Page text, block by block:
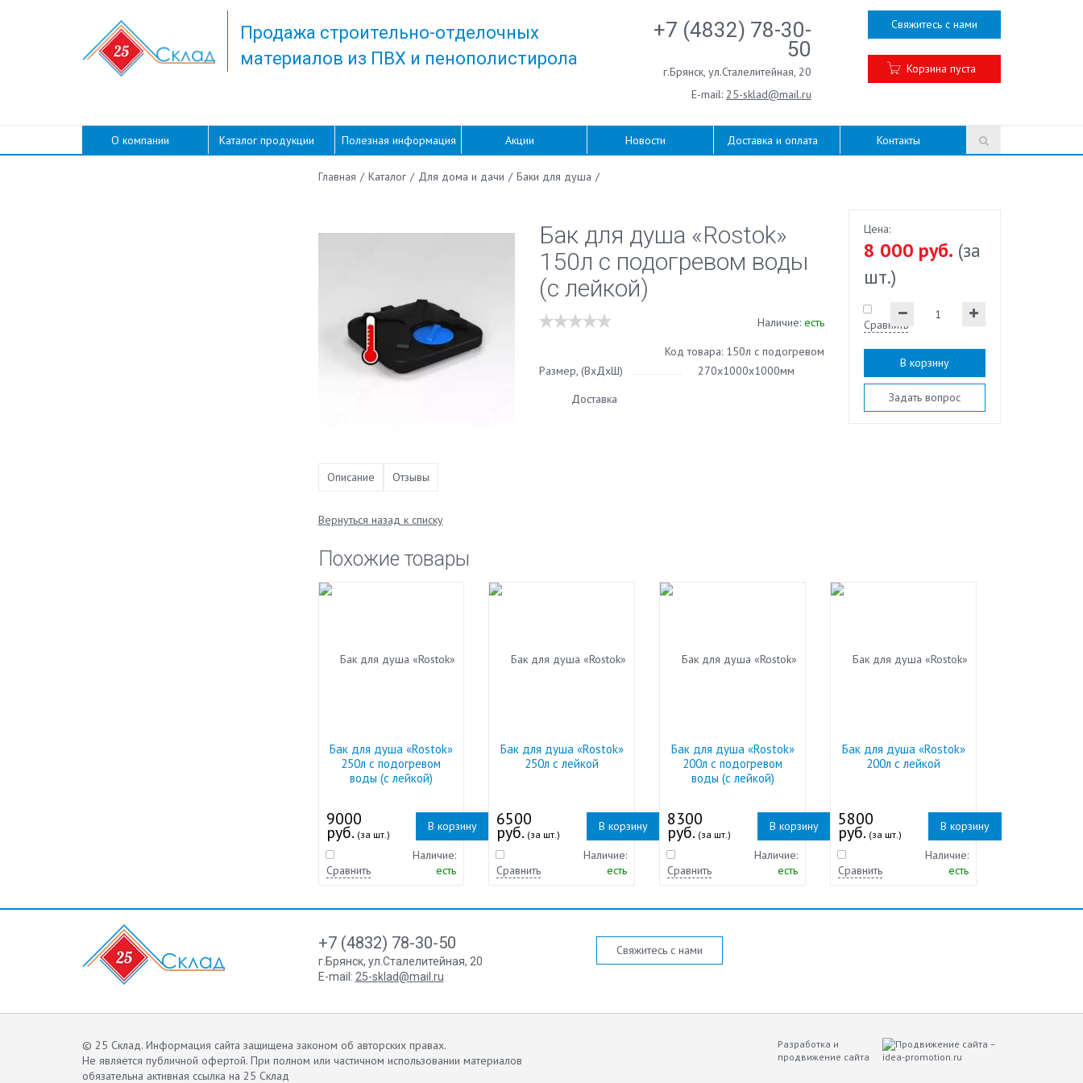
Продажа строительно-отделочных
материалов из ПВХ и пенополистирола
+7 (4832) 78-30-
50
г.Брянск, ул.Сталелитейная, 20
E-mail: 25-sklad@mail.ru
Свяжитесь с нами
Корзина пуста
О компании Каталог продукции Полезная информация Акции Новости Доставка и оплата Контакты
Главная / Каталог / Для дома и дачи / Баки для душа /
Бак для душа «Rostok»
150л с подогревом воды
(с лейкой)
Наличие: есть
Код товара: 150л с подогревом
Размер, (ВхДхШ)
270x1000x1000мм
Доставка
Цена:
8 000 руб. (за
шт.)
Сравнить
В корзину
Задать вопрос
Описание Отзывы
Вернуться назад к списку
Похожие товары
Бак для душа «Rostok»
250л с подогревом
воды (с лейкой)
9000
руб. (за шт.)
В корзину
Сравнить
Наличие:
есть
Бак для душа «Rostok»
250л с лейкой
6500
руб. (за шт.)
В корзину
Сравнить
Наличие:
есть
Бак для душа «Rostok»
200л с подогревом
воды (с лейкой)
8300
руб. (за шт.)
В корзину
Сравнить
Наличие:
есть
Бак для душа «Rostok»
200л с лейкой
5800
руб. (за шт.)
В корзину
Сравнить
Наличие:
есть
+7 (4832) 78-30-50
г.Брянск, ул.Сталелитейная, 20
E-mail: 25-sklad@mail.ru
Свяжитесь с нами
© 25 Склад. Информация сайта защищена законом об авторских правах.
Не является публичной офертой. При полном или частичном использовании материалов
обязательна активная ссылка на 25 Склад
Разработка и
продвижение сайта